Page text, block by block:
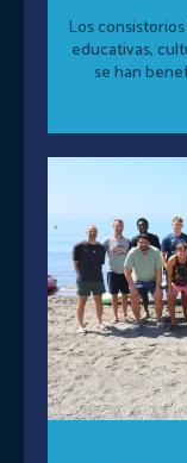
Los
educativas,
se han